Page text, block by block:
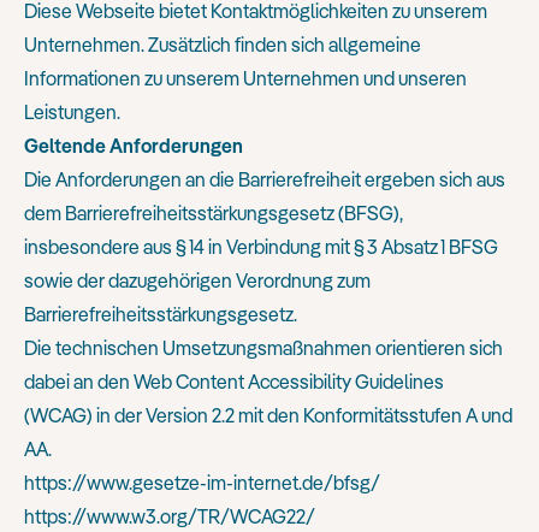
Diese Webseite bietet Kontaktmöglichkeiten zu unserem
Unternehmen. Zusätzlich finden sich allgemeine
Informationen zu unserem Unternehmen und unseren
Leistungen.
Geltende Anforderungen
Die Anforderungen an die Barrierefreiheit ergeben sich aus
dem Barrierefreiheitsstärkungsgesetz (BFSG),
insbesondere aus § 14 in Verbindung mit § 3 Absatz 1 BFSG
sowie der dazugehörigen Verordnung zum
Barrierefreiheitsstärkungsgesetz.
Die technischen Umsetzungsmaßnahmen orientieren sich
dabei an den Web Content Accessibility Guidelines
(WCAG) in der Version 2.2 mit den Konformitätsstufen A und
AA.
https://www.gesetze-im-internet.de/bfsg/
https://www.w3.org/TR/WCAG22/